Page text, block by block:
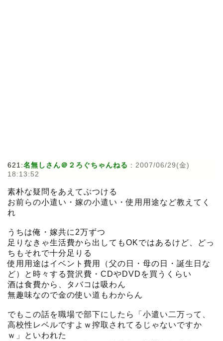
621:名無しさん＠２ろぐちゃんねる : 2007/06/29(金)
18:13:52
素朴な疑問をあえてぶつける
お前らの小遣い・嫁の小遣い・使用用途など教えてく
れ
うちは俺・嫁共に2万ずつ
足りなきゃ生活費から出してもOKではあるけど、どっ
ちもそれで十分足りる
使用用途はイベント費用（父の日・母の日・誕生日な
ど）と時々する贅沢費・CDやDVDを買うくらい
酒は食費から、タバコは吸わん
無趣味なので金の使い道もわからん
でもこの話を職場で部下にしたら「小遣い二万って、
高校性レベルですよｗ搾取されてるじゃないですか
ｗ」といわれた